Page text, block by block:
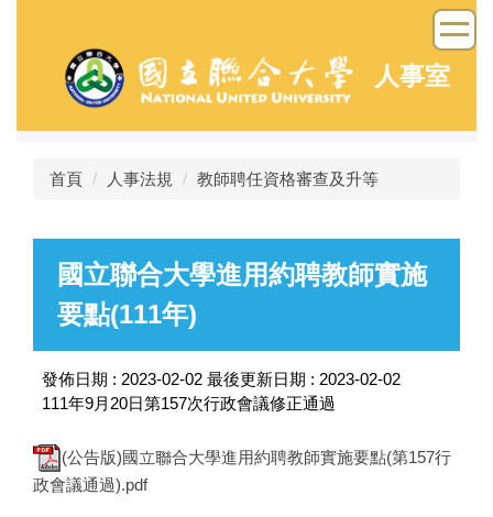
容
人事室
首頁 人事法規 教師聘任資格審查及升等
國立聯合大學進用約聘教師實施
要點(111年)
發佈日期 : 2023-02-02 最後更新日期 : 2023-02-02
111年9月20日第157次行政會議修正通過
(公告版)國立聯合大學進用約聘教師實施要點(第157行
政會議通過).pdf